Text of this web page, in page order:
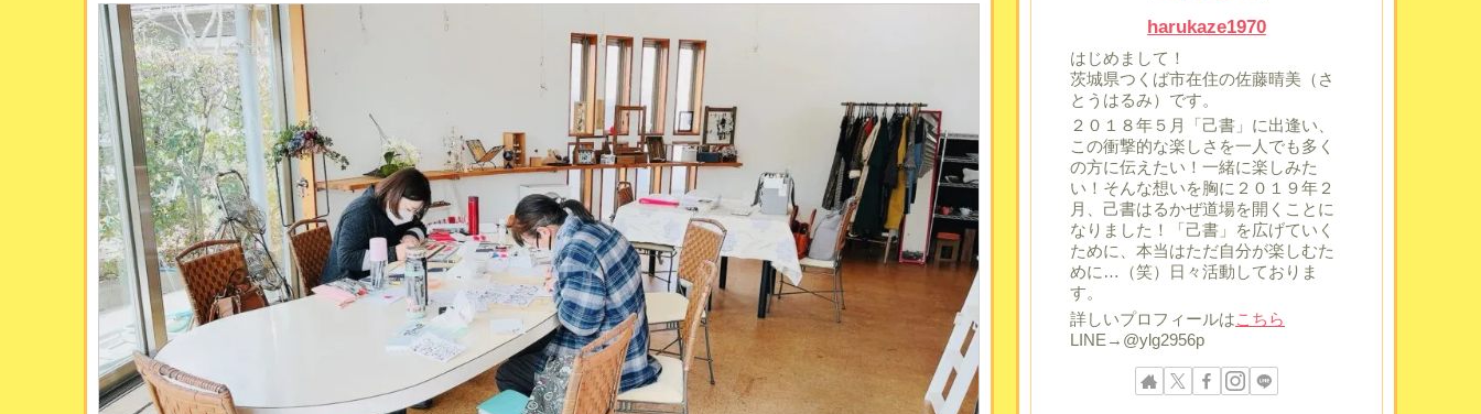
harukaze1970
はじめまして！
茨城県つくば市在住の佐藤晴美（さ
とうはるみ）です。
２０１８年５月「己書」に出逢い、
この衝撃的な楽しさを一人でも多く
の方に伝えたい！一緒に楽しみた
い！そんな想いを胸に２０１９年２
月、己書はるかぜ道場を開くことに
なりました！「己書」を広げていく
ために、本当はただ自分が楽しむた
めに…（笑）日々活動しておりま
す。
詳しいプロフィールはこちら
LINE→@ylg2956p